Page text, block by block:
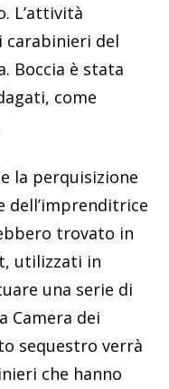
L’attività
del
Boccia è stata
come
la perquisizione
dell’imprenditrice
trovato in
utilizzati in
una serie di
Camera dei
sequestro verrà
che hanno